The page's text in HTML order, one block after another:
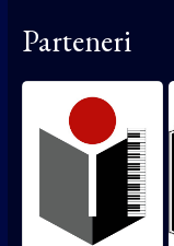
Parteneri